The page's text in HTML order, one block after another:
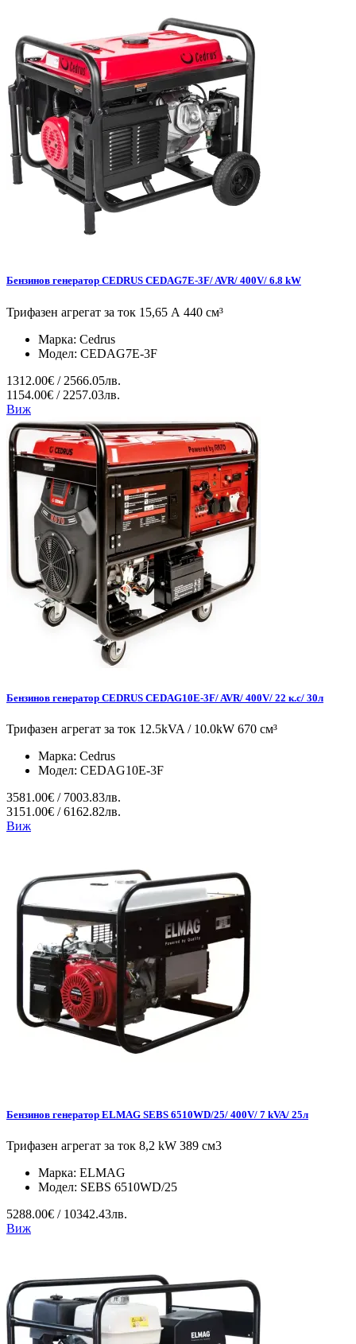
Бензинов генератор CEDRUS CEDAG7E-3F/ AVR/ 400V/ 6.8 kW
Трифазен агрегат за ток 15,65 А 440 см³
Марка: Cedrus
Модел: CEDAG7E-3F
1312.00€ / 2566.05лв.
1154.00€ / 2257.03лв.
Виж
Бензинов генератор CEDRUS CEDAG10E-3F/ AVR/ 400V/ 22 к.с/ 30л
Трифазен агрегат за ток 12.5kVA / 10.0kW 670 см³
Марка: Cedrus
Модел: CEDAG10E-3F
3581.00€ / 7003.83лв.
3151.00€ / 6162.82лв.
Виж
Бензинов генератор ELMAG SEBS 6510WD/25/ 400V/ 7 kVA/ 25л
Трифазен агрегат за ток 8,2 kW 389 см3
Марка: ELMAG
Модел: SEBS 6510WD/25
5288.00€ / 10342.43лв.
Виж